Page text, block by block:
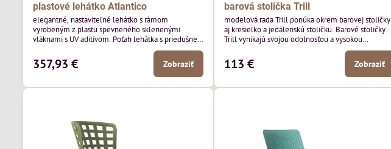
plastové lehátko Atlantico
elegantné, nastaviteľné lehátko s rámom
vyrobeným z plastu spevneného sklenenými
vláknami s UV aditívom. Poťah lehátka s priedušnej
textílie. Polohovateľná (v 4 polohách) chrbtová
opierka.
357,93 € Zobraziť
barová stolička Trill
modelová rada Trill ponúka okrem barovej stoličky
aj kresielko a jedálenskú stoličku. Barové stoličky
Trill vynikajú svojou odolnosťou a vysokou
nosnosťou až 150 kg. Zošikmené operadlo a
zaoblené sedadlo umožňuje rýchle schnutie
stoličky po daždivých dňoch.
113 € Zobraziť